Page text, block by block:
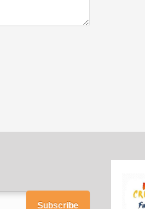
Subscribe